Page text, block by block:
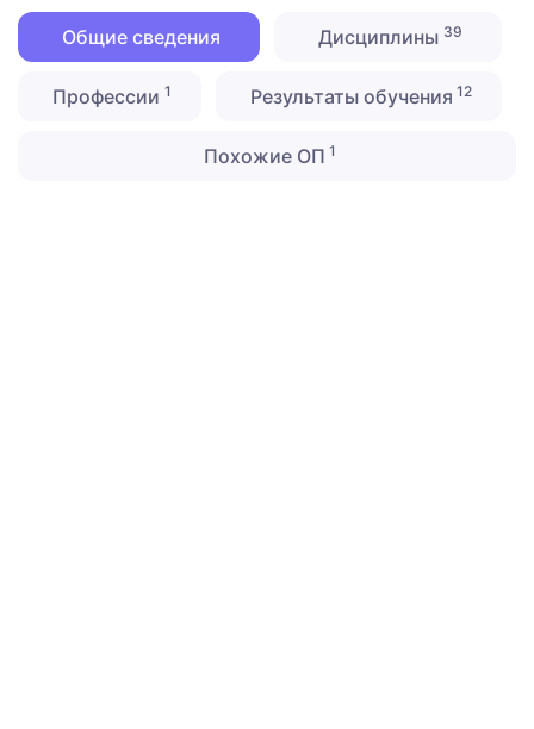
Общие сведения Дисциплины 39
Профессии 1 Результаты обучения 12
Похожие ОП 1